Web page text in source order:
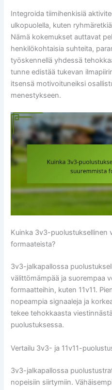
Integroida tiimihenkisiä
ulkopuolella, kuten
Nämä kokemukset auttavat
henkilökohtaisia suhteita,
työskennellä yhdessä
tunne edistää tukevan
itsensä motivoituneiksi
menestykseen.
Kuinka 3v3-puolustuksellinen
formaateista?
3v3-jalkapallossa
välittömämpää ja suorempaa
formaatteihin, kuten 11v11.
nopeampia signaaleja ja
tekee tehokkaasta
puolustuksessa.
Vertailu 3v3- ja 11v11-
3v3-jalkapallossa
nopeisiin siirtymiin.